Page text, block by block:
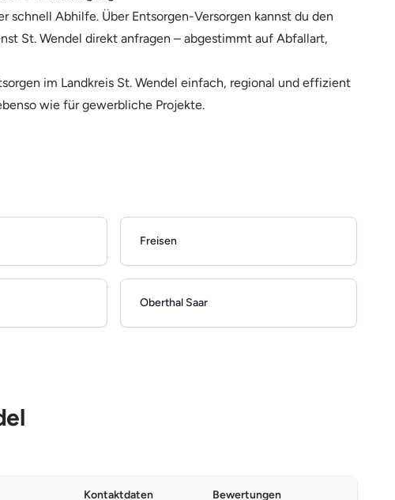
schnell Abhilfe. Über Entsorgen-Versorgen kannst du den
St. Wendel direkt anfragen – abgestimmt auf Abfallart,
im Landkreis St. Wendel einfach, regional und effizient
wie für gewerbliche Projekte.
Freisen
Oberthal Saar
Kontaktdaten Bewertungen